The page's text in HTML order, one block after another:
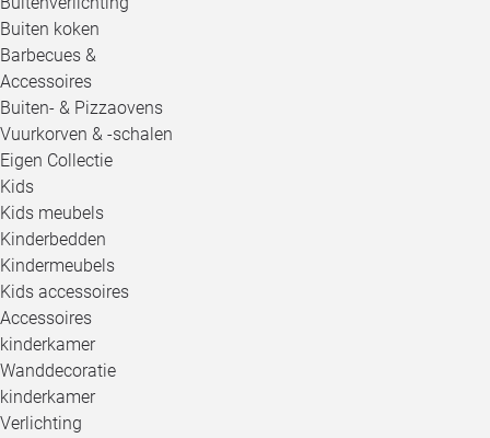
Buiten koken
Barbecues &
Accessoires
Buiten- & Pizzaovens
Vuurkorven & -schalen
Eigen Collectie
Kids
Kids meubels
Kinderbedden
Kindermeubels
Kids accessoires
Accessoires
kinderkamer
Wanddecoratie
kinderkamer
Verlichting